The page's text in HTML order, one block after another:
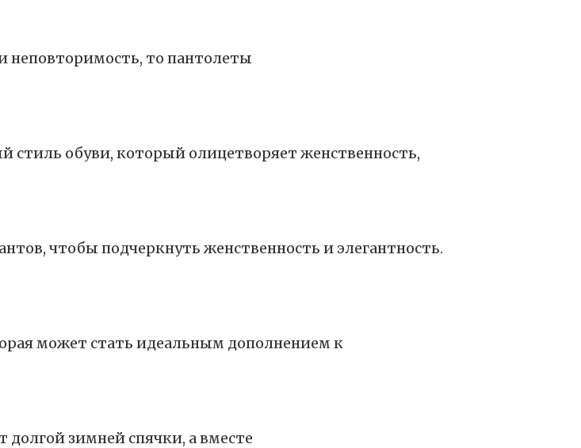
неповторимость, то пантолеты
обуви, который олицетворяет женственность,
чтобы подчеркнуть женственность и элегантность.
может стать идеальным дополнением к
зимней спячки, а вместе